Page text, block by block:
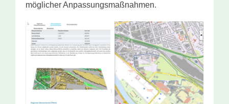
möglicher Anpassungsmaßnahmen.